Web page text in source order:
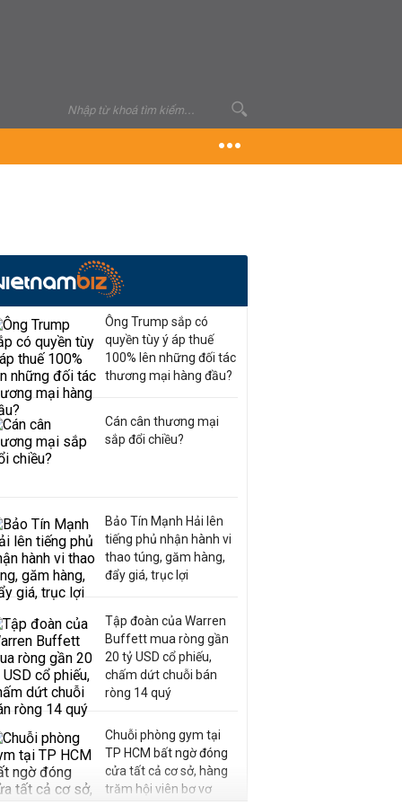
Ông Trump sắp có
quyền tùy ý áp thuế
100% lên những đối tác
thương mại hàng đầu?
Cán cân thương mại
sắp đổi chiều?
Bảo Tín Mạnh Hải lên
tiếng phủ nhận hành vi
thao túng, găm hàng,
đẩy giá, trục lợi
Tập đoàn của Warren
Buffett mua ròng gần
20 tỷ USD cổ phiếu,
chấm dứt chuỗi bán
ròng 14 quý
Chuỗi phòng gym tại
TP HCM bất ngờ đóng
cửa tất cả cơ sở, hàng
trăm hội viên bơ vơ